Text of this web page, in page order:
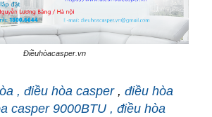
Điềuhòacasper.vn
, điều hòa casper , điều hòa
casper 9000BTU , điều hòa